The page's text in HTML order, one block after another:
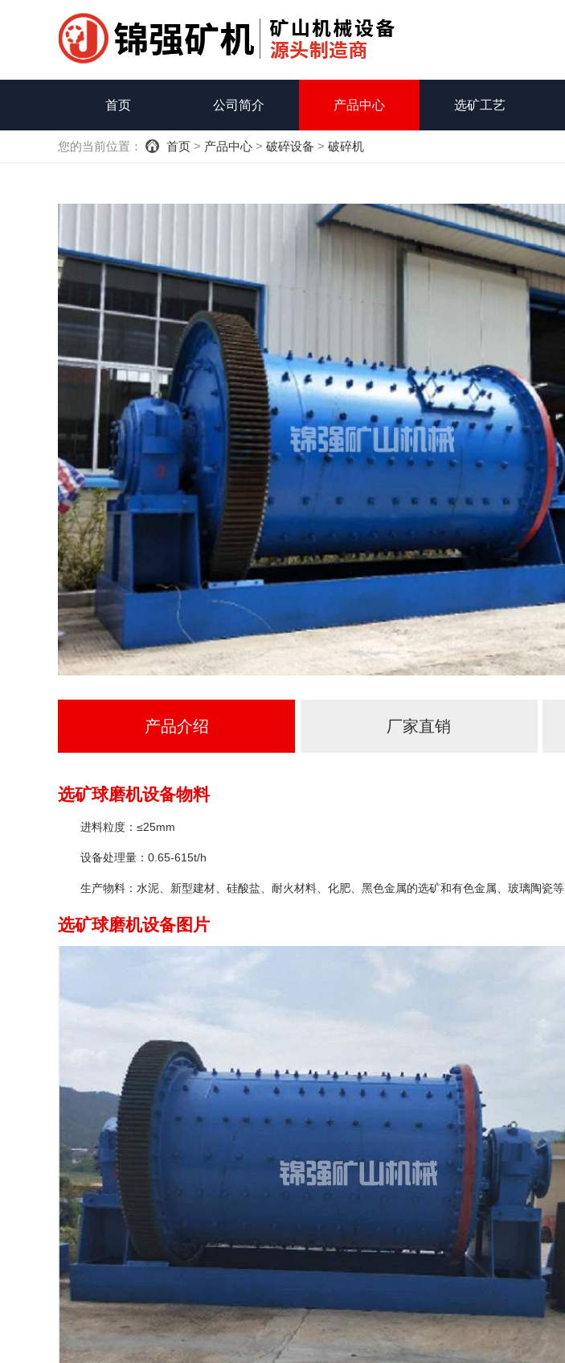
首页 公司简介 产品中心 选矿工艺
您的当前位置： 首页 > 产品中心 > 破碎设备 > 破碎机
产品介绍 厂家直销
选矿球磨机设备物料
进料粒度：≤25mm
设备处理量：0.65-615t/h
生产物料：水泥、新型建材、硅酸盐、耐火材料、化肥、黑色金属的选矿和有色金属、玻璃陶瓷等
选矿球磨机设备图片